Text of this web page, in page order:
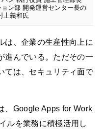
ン部 開発運営センター長の
上義和氏
は、企業の生産性向上に
進んでいる。ただその一
ては、セキュリティ面で
、Google Apps for Work
ルを業務に積極活用し